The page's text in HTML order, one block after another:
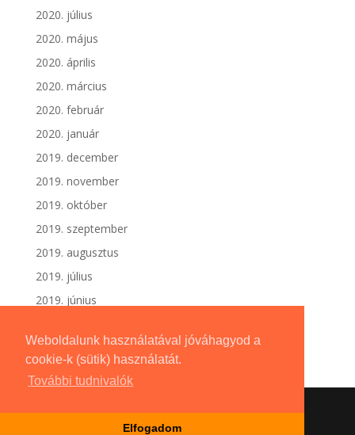
Weboldalunk használatával jóváhagyod a
cookie-k (sütik) használatát.
További tudnivalók
Elfogadom
2020. július
2020. május
2020. április
2020. március
2020. február
2020. január
2019. december
2019. november
2019. október
2019. szeptember
2019. augusztus
2019. július
2019. június